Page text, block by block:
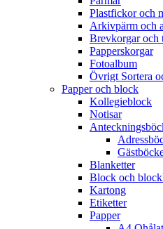
Plastfickor och
Arkivpärm och
Brevkorgar och
Papperskorgar
Fotoalbum
Övrigt Sortera
Papper och block
Kollegieblock
Notisar
Blanketter
Block och
Kartong
Etiketter
Papper